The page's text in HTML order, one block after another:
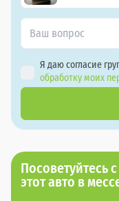
Я даю согласие
обработку моих
Посоветуйтесь
этот авто в